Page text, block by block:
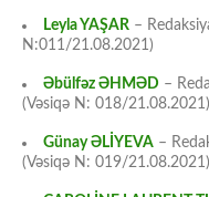
Leyla YAŞAR –
N:011/21.08.2021)
Əbülfəz ƏHMƏD –
(Vəsiqə N: 018/21.08.2021)
Günay ƏLİYEVA –
(Vəsiqə N: 019/21.08.2021)